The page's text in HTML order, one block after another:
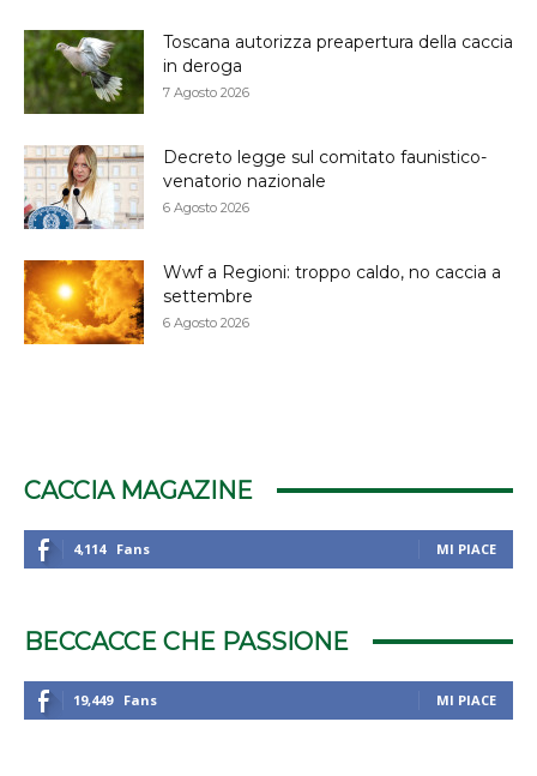
Toscana autorizza preapertura della caccia
in deroga
7 Agosto 2026
Decreto legge sul comitato faunistico-
venatorio nazionale
6 Agosto 2026
Wwf a Regioni: troppo caldo, no caccia a
settembre
6 Agosto 2026
CACCIA MAGAZINE
4,114 Fans MI PIACE
BECCACCE CHE PASSIONE
19,449 Fans MI PIACE